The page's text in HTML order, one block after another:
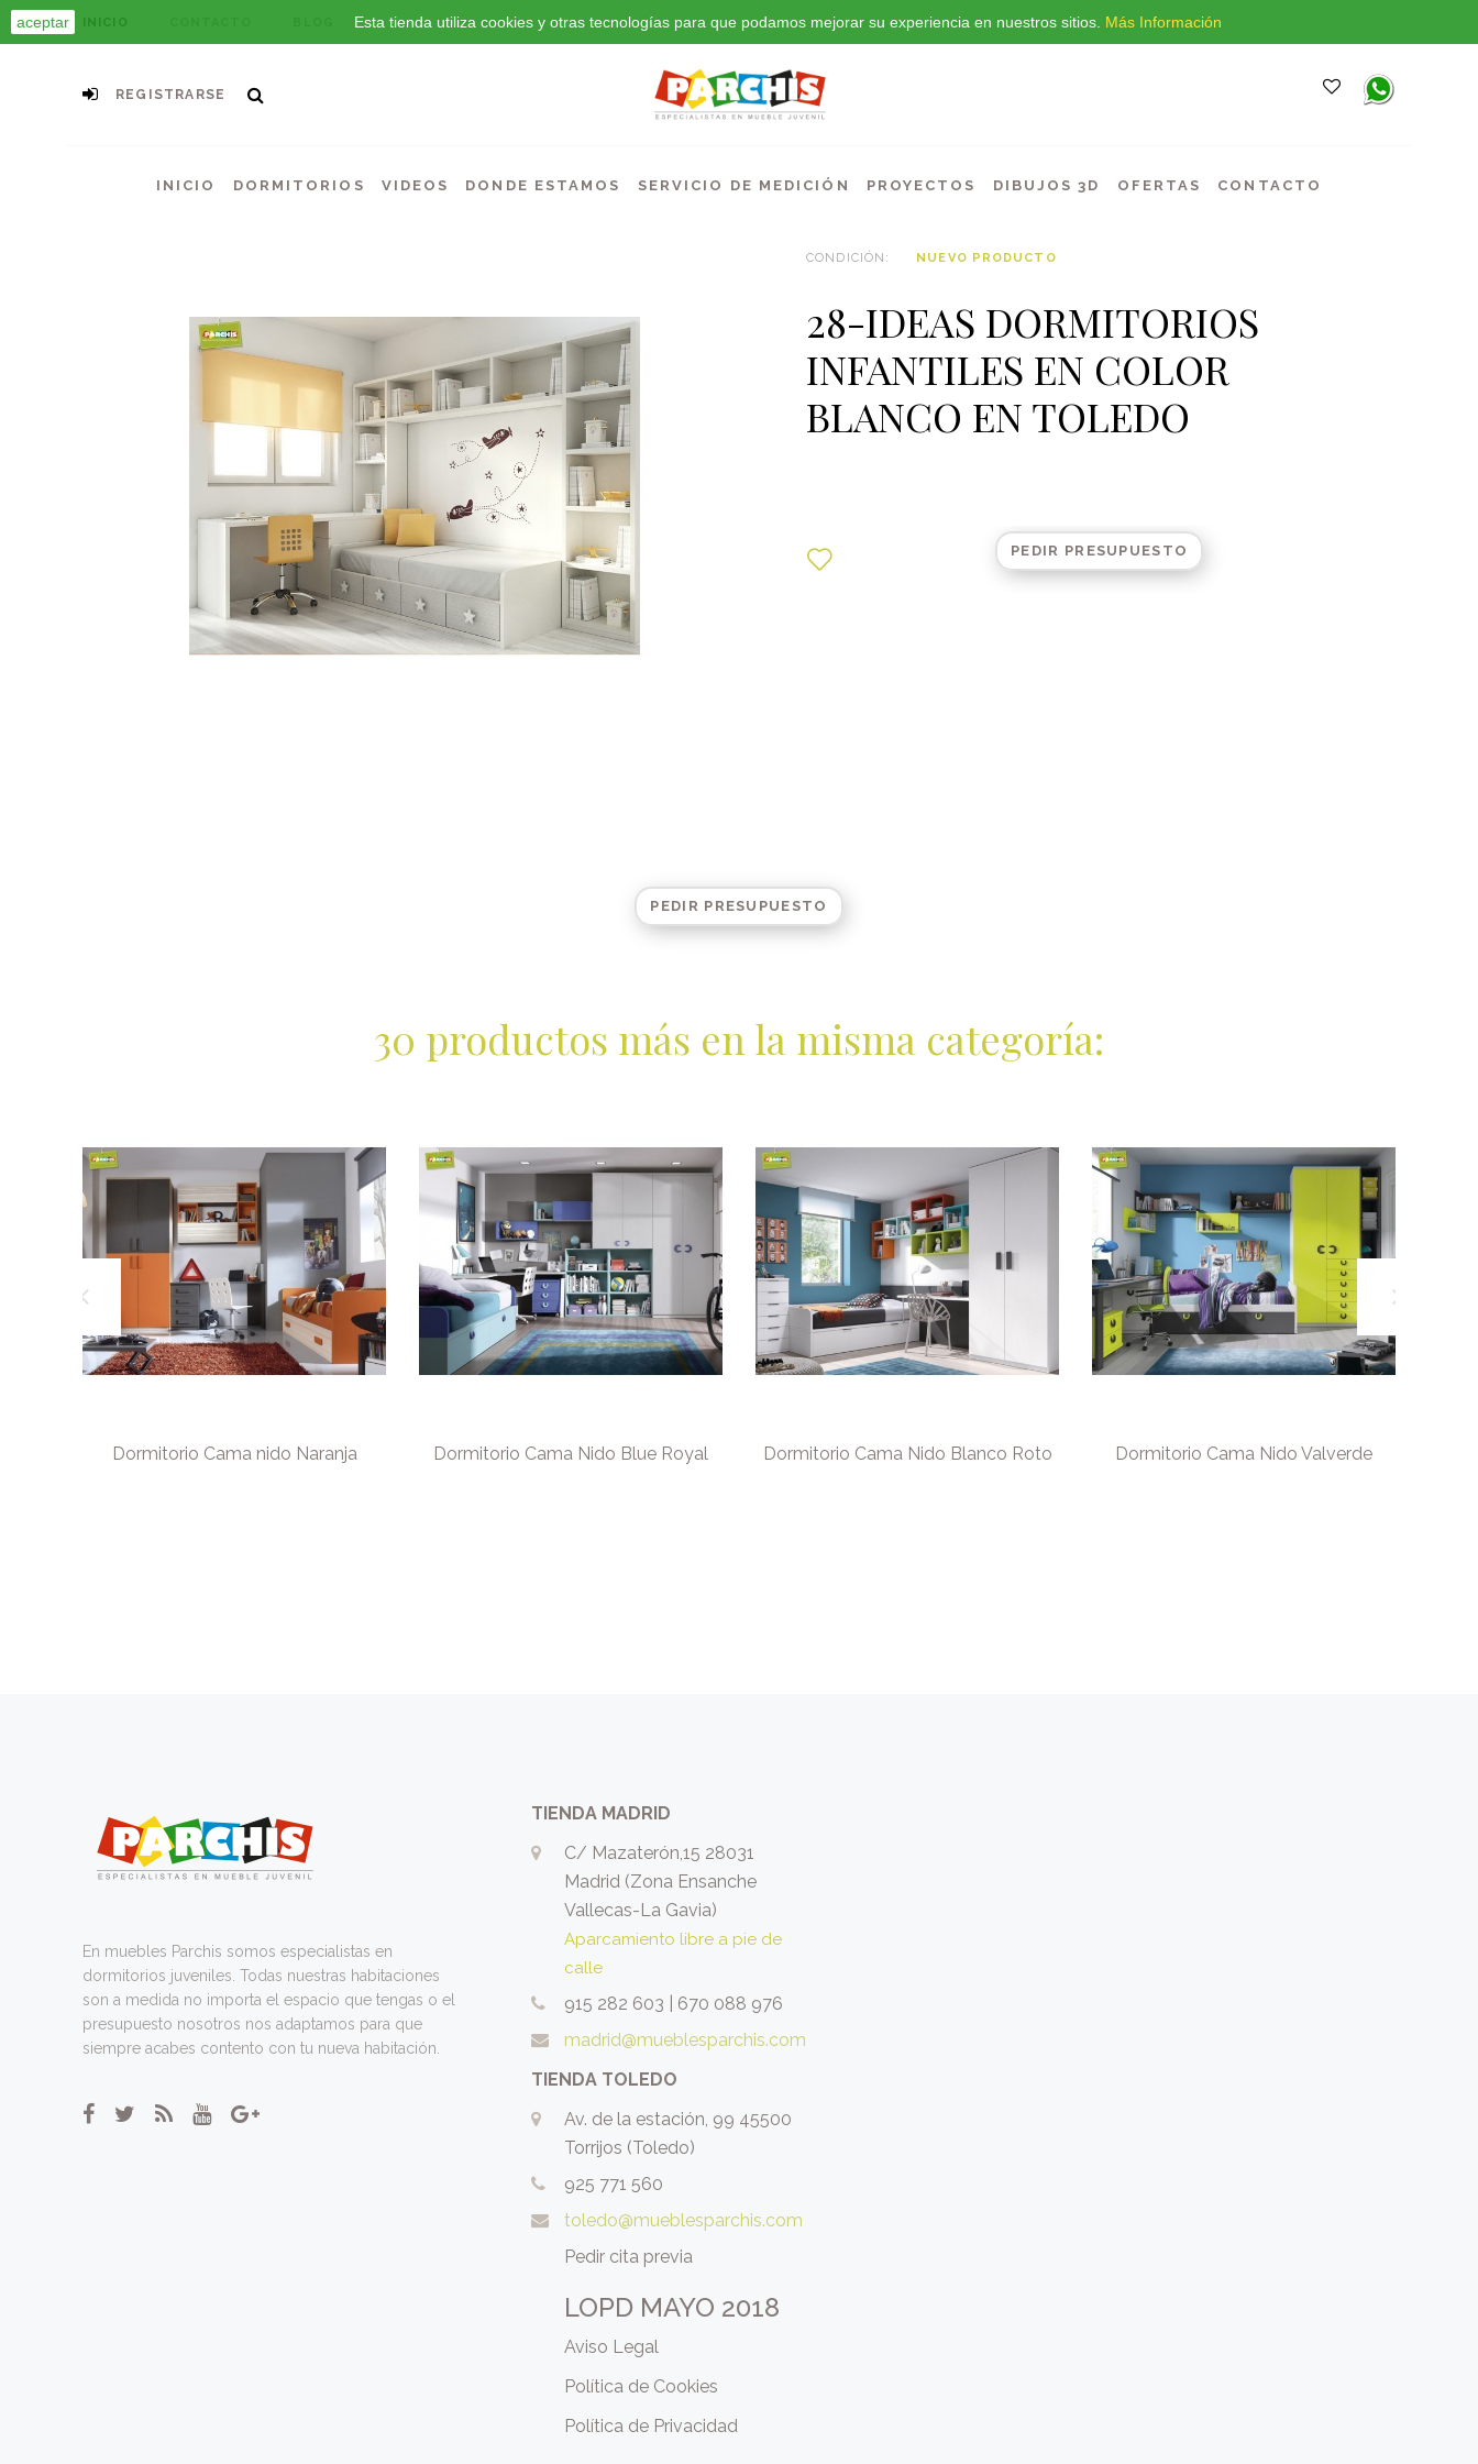
aceptar Esta tienda utiliza cookies y otras tecnologías para que podamos mejorar su experiencia en nuestros sitios. Más Información
INICIO
REGISTRARSE
INICIO DORMITORIOS VIDEOS DONDE ESTAMOS SERVICIO DE MEDICIÓN PROYECTOS DIBUJOS 3D OFERTAS CONTACTO
CONDICIÓN: NUEVO PRODUCTO
28-IDEAS DORMITORIOS
INFANTILES EN COLOR
BLANCO EN TOLEDO
PEDIR PRESUPUESTO
PEDIR PRESUPUESTO
30 productos más en la misma categoría:
Dormitorio Cama nido Naranja Dormitorio Cama Nido Blue Royal Dormitorio Cama Nido Blanco Roto Dormitorio Cama Nido Valverde
En muebles Parchis somos especialistas en
dormitorios juveniles. Todas nuestras habitaciones
son a medida no importa el espacio que tengas o el
presupuesto nosotros nos adaptamos para que
siempre acabes contento con tu nueva habitación.
TIENDA MADRID
C/ Mazaterón,15 28031
Madrid (Zona Ensanche
Vallecas-La Gavia)
Aparcamiento libre a pie de
calle
915 282 603
670 088 976
madrid@mueblesparchis.com
TIENDA TOLEDO
Av. de la estación, 99 45500
Torrijos (Toledo)
925 771 560
toledo@mueblesparchis.com
Pedir cita previa
LOPD MAYO 2018
Aviso Legal
Política de Cookies
Política de Privacidad